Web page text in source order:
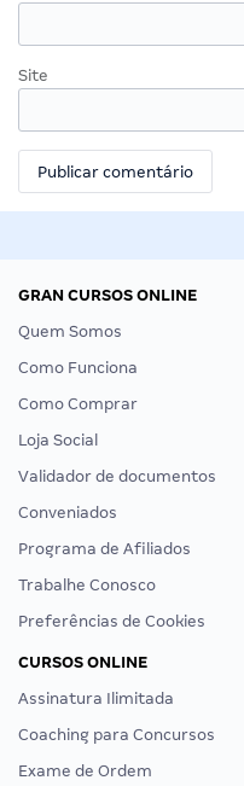
Site
GRAN CURSOS ONLINE
Quem Somos
Como Funciona
Como Comprar
Loja Social
Validador de documentos
Conveniados
Programa de Afiliados
Trabalhe Conosco
Preferências de Cookies
CURSOS ONLINE
Assinatura Ilimitada
Coaching para Concursos
Exame de Ordem